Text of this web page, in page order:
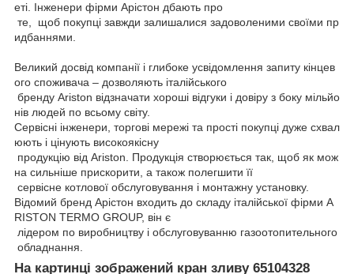
еті Інженери фірми Арістон дбають про
те
щоб покупці завжди залишалися задоволеними своїми пр
идбаннями
Великий досвід компанії і глибоке усвідомлення запиту кінцев
ого споживача – дозволяють італійського
бренду Ariston відзначати хороші відгуки і довіру з боку мільйо
нів людей по всьому світу.
Сервісні інженери торгові мережі та прості покупці дуже схвал
юють і цінують високоякісну
продукцію від Ariston Продукція створюється так щоб як мож
на сильніше прискорити а також полегшити її
сервісне котлової обслуговування і монтажну установку.
Відомий бренд Арістон входить до складу італійської фірми A
RISTON TERMO GROUP, він є
лідером по виробництву і обслуговуванню газоотопительного
обладнання
На картинці зображений кран зливу 65104328